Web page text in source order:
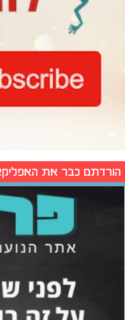
הורדתם כבר את